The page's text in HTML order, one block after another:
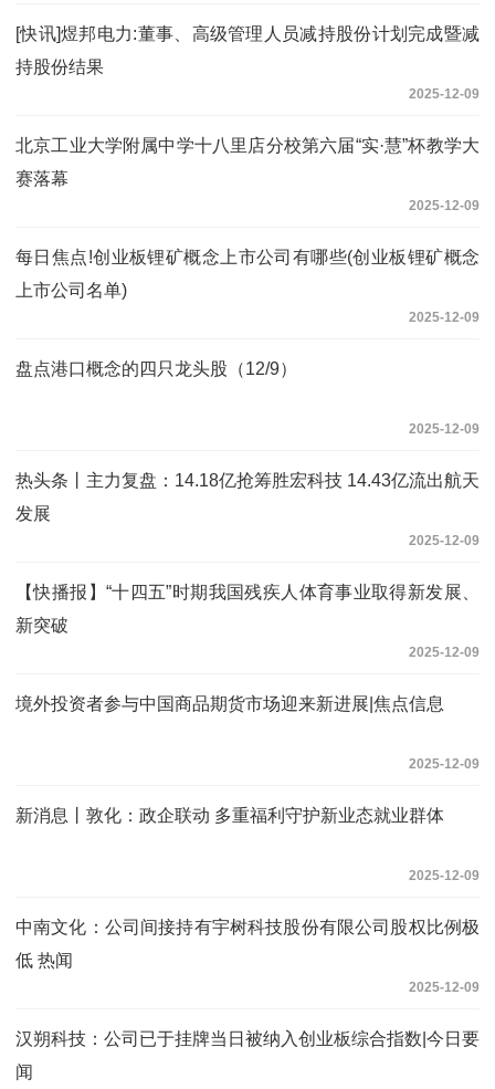
[快讯]煜邦电力:董事、高级管理人员减持股份计划完成暨减
持股份结果
2025-12-09
北京工业大学附属中学十八里店分校第六届“实·慧”杯教学大
赛落幕
2025-12-09
每日焦点!创业板锂矿概念上市公司有哪些(创业板锂矿概念
上市公司名单)
2025-12-09
盘点港口概念的四只龙头股（12/9）
2025-12-09
热头条丨主力复盘：14.18亿抢筹胜宏科技 14.43亿流出航天
发展
2025-12-09
【快播报】“十四五”时期我国残疾人体育事业取得新发展、
新突破
2025-12-09
境外投资者参与中国商品期货市场迎来新进展|焦点信息
2025-12-09
新消息丨敦化：政企联动 多重福利守护新业态就业群体
2025-12-09
中南文化：公司间接持有宇树科技股份有限公司股权比例极
低 热闻
2025-12-09
汉朔科技：公司已于挂牌当日被纳入创业板综合指数|今日要
闻